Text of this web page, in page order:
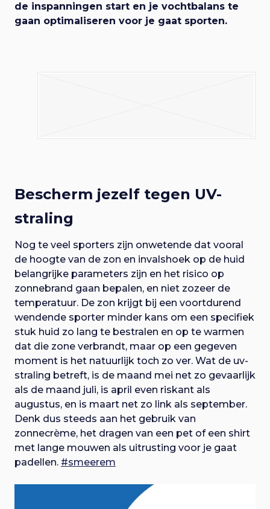
de inspanningen start en je vochtbalans te
gaan optimaliseren voor je gaat sporten.
Bescherm jezelf tegen UV-
straling
Nog te veel sporters zijn onwetende dat vooral
de hoogte van de zon en invalshoek op de huid
belangrijke parameters zijn en het risico op
zonnebrand gaan bepalen, en niet zozeer de
temperatuur. De zon krijgt bij een voortdurend
wendende sporter minder kans om een specifiek
stuk huid zo lang te bestralen en op te warmen
dat die zone verbrandt, maar op een gegeven
moment is het natuurlijk toch zo ver. Wat de uv-
straling betreft, is de maand mei net zo gevaarlijk
als de maand juli, is april even riskant als
augustus, en is maart net zo link als september.
Denk dus steeds aan het gebruik van
zonnecrème, het dragen van een pet of een shirt
met lange mouwen als uitrusting voor je gaat
padellen. #smeerem